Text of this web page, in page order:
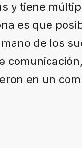
y tiene
que
de los
en un